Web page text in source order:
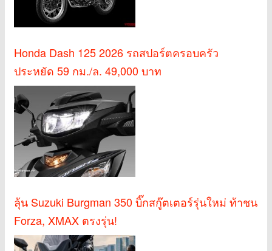
Honda Dash 125 2026 รถสปอร์ตครอบครัว
ประหยัด 59 กม./ล. 49,000 บาท
ลุ้น Suzuki Burgman 350 บิ๊กสกู๊ตเตอร์รุ่นใหม่ ท้าชน
Forza, XMAX ตรงรุ่น!